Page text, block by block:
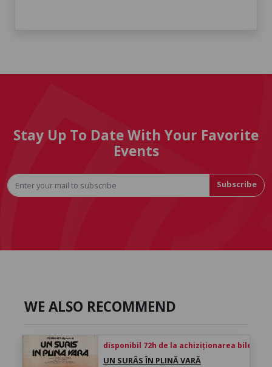
Stay Up To Date With Your Favorite
Events
Subscribe
WE ALSO RECOMMEND
disponibil 72h de la achiziționarea biletului
UN SURÂS ÎN PLINĂ VARĂ